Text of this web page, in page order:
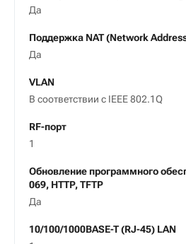
Да
Поддержка NAT (Network
Да
VLAN
В соответствии с IEEE 802.1Q
RF-порт
1
Обновление программного
069, HTTP, TFTP
Да
10/100/1000BASE-T (RJ-45) LAN